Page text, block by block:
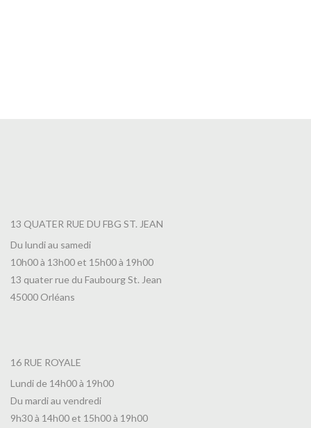
13 QUATER RUE DU FBG ST. JEAN
Du lundi au samedi
10h00 à 13h00 et 15h00 à 19h00
13 quater rue du Faubourg St. Jean
45000 Orléans
16 RUE ROYALE
Lundi de 14h00 à 19h00
Du mardi au vendredi
9h30 à 14h00 et 15h00 à 19h00